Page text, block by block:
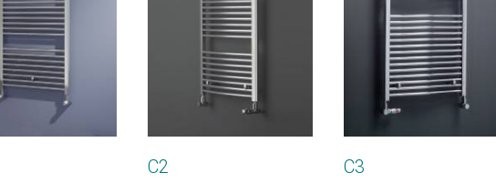
C2 C3